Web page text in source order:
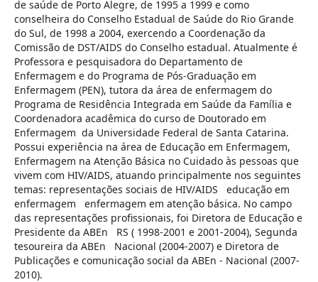
de saúde de Porto Alegre, de 1995 a 1999 e como
conselheira do Conselho Estadual de Saúde do Rio Grande
do Sul, de 1998 a 2004, exercendo a Coordenação da
Comissão de DST/AIDS do Conselho estadual. Atualmente é
Professora e pesquisadora do Departamento de
Enfermagem e do Programa de Pós-Graduação em
Enfermagem (PEN), tutora da área de enfermagem do
Programa de Residência Integrada em Saúde da Família e
Coordenadora acadêmica do curso de Doutorado em
Enfermagem da Universidade Federal de Santa Catarina.
Possui experiência na área de Educação em Enfermagem,
Enfermagem na Atenção Básica no Cuidado às pessoas que
vivem com HIV/AIDS, atuando principalmente nos seguintes
temas: representações sociais de HIV/AIDS educação em
enfermagem enfermagem em atenção básica. No campo
das representações profissionais, foi Diretora de Educação e
Presidente da ABEn RS ( 1998-2001 e 2001-2004), Segunda
tesoureira da ABEn Nacional (2004-2007) e Diretora de
Publicações e comunicação social da ABEn - Nacional (2007-
2010).